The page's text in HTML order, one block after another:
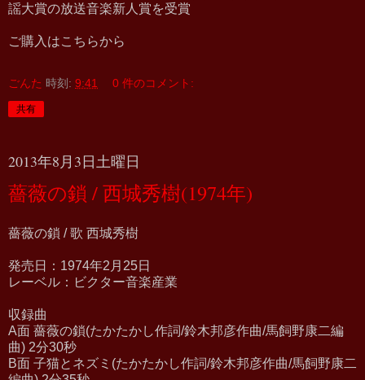
謡大賞の放送音楽新人賞を受賞
ご購入はこちらから
ごんた 時刻: 9:41 0 件のコメント:
共有
2013年8月3日土曜日
薔薇の鎖 / 西城秀樹(1974年)
薔薇の鎖 / 歌 西城秀樹
発売日：1974年2月25日
レーベル：ビクター音楽産業
収録曲
A面 薔薇の鎖(たかたかし作詞/鈴木邦彦作曲/馬飼野康二編
曲) 2分30秒
B面 子猫とネズミ(たかたかし作詞/鈴木邦彦作曲/馬飼野康二